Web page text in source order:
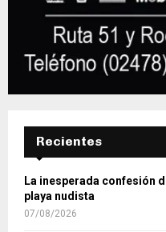
Recientes
La inesperada confesión
playa nudista
07/08/2026